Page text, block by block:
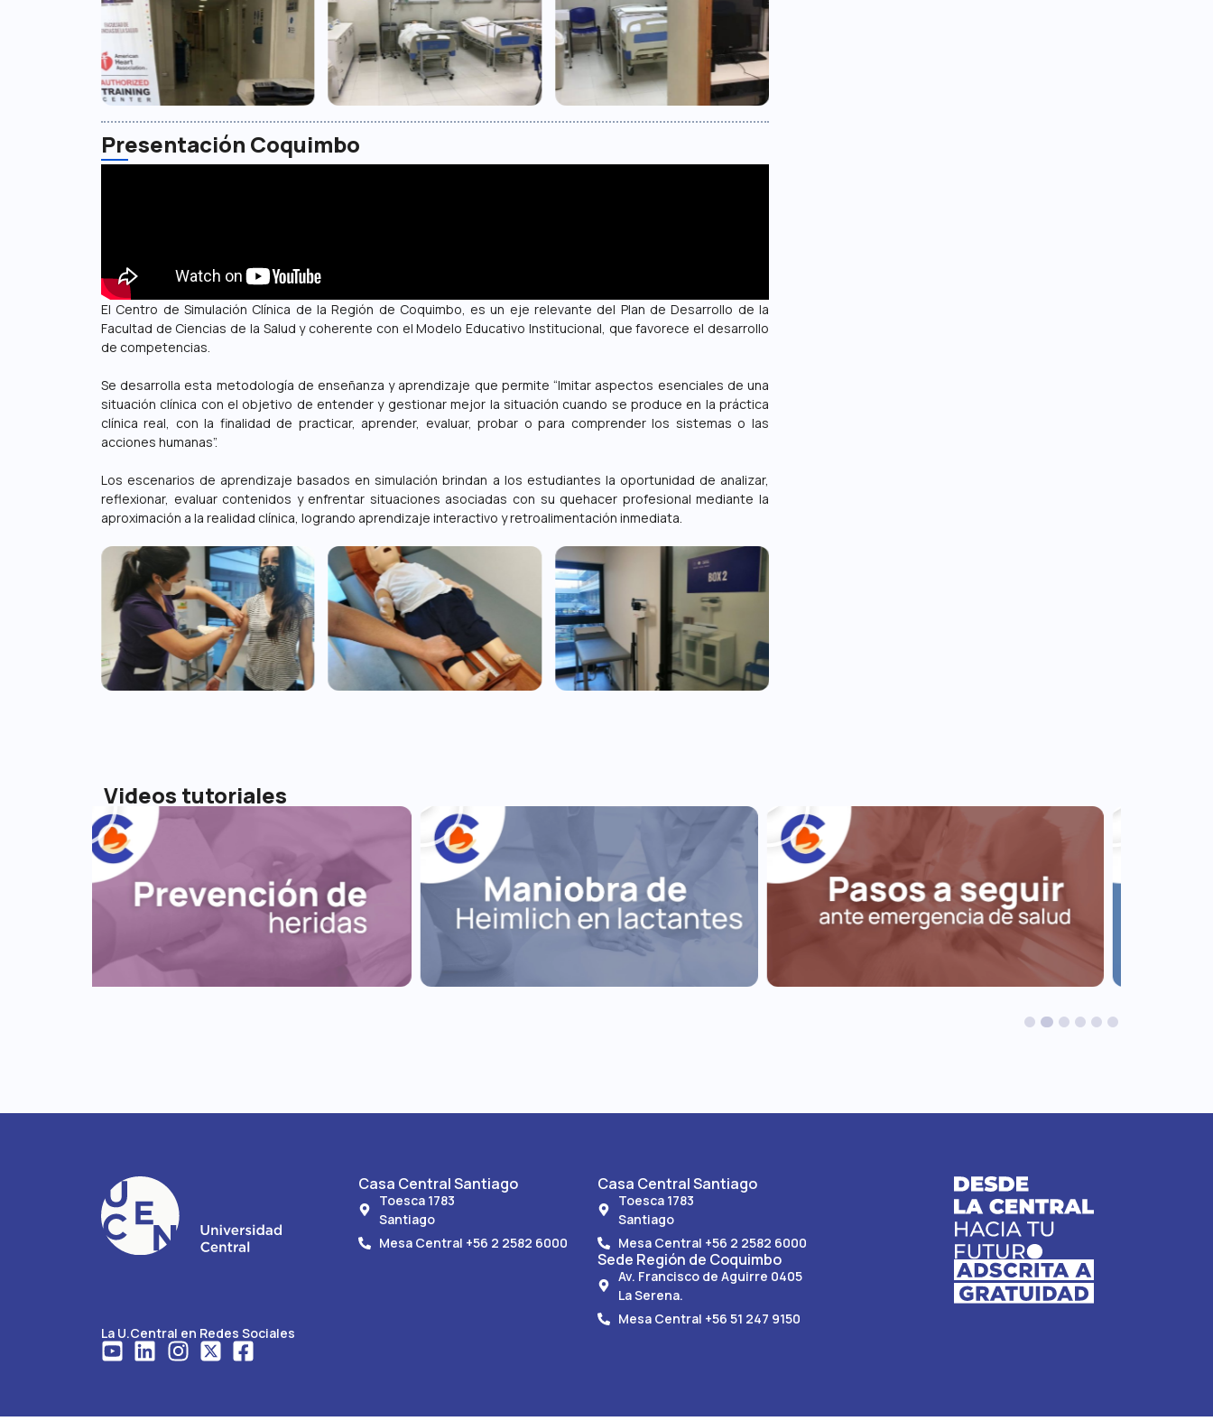
Presentación Coquimbo
El Centro de Simulación Clínica de la Región de Coquimbo, es un eje relevante del Plan de Desarrollo de la
Facultad de Ciencias de la Salud y coherente con el Modelo Educativo Institucional, que favorece el desarrollo
de competencias.
Se desarrolla esta metodología de enseñanza y aprendizaje que permite “Imitar aspectos esenciales de una
situación clínica con el objetivo de entender y gestionar mejor la situación cuando se produce en la práctica
clínica real, con la finalidad de practicar, aprender, evaluar, probar o para comprender los sistemas o las
acciones humanas”.
Los escenarios de aprendizaje basados en simulación brindan a los estudiantes la oportunidad de analizar,
reflexionar, evaluar contenidos y enfrentar situaciones asociadas con su quehacer profesional mediante la
aproximación a la realidad clínica, logrando aprendizaje interactivo y retroalimentación inmediata.
Videos tutoriales
La U.Central en Redes Sociales
Casa Central Santiago
Toesca 1783
Santiago
Mesa Central +56 2 2582 6000
Casa Central Santiago
Toesca 1783
Santiago
Mesa Central +56 2 2582 6000
Sede Región de Coquimbo
Av. Francisco de Aguirre 0405
La Serena.
Mesa Central +56 51 247 9150